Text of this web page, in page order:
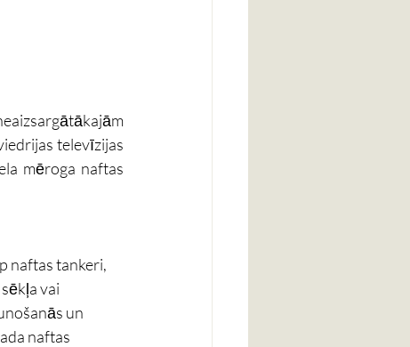
televīzijas
mēroga naftas
naftas tankeri,
vai
un
naftas